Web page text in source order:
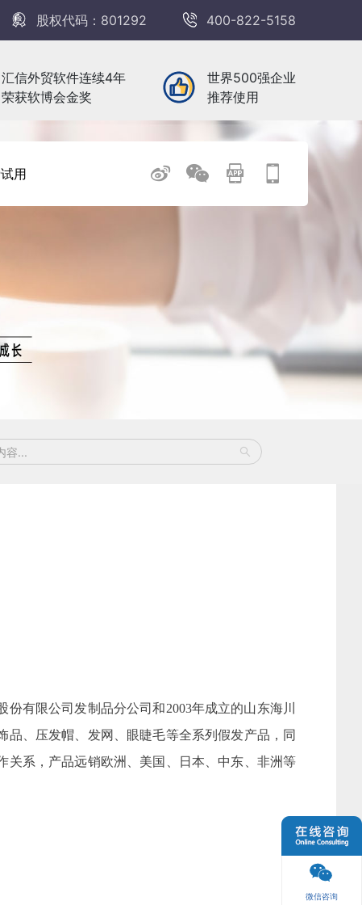
股权代码：801292 400-822-5158
汇信外贸软件连续4年
荣获软博会金奖
世界500强企业
推荐使用
用
有限公司发制品分公司和2003年成立的山东海川
、压发帽、发网、眼睫毛等全系列假发产品，同
关系，产品远销欧洲、美国、日本、中东、非洲等
微信咨询